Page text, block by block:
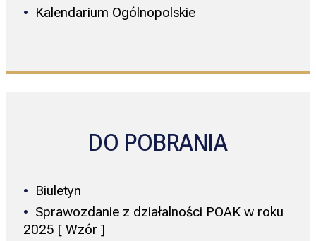
Kalendarium Ogólnopolskie
DO POBRANIA
Biuletyn
Sprawozdanie z działalności POAK w roku
2025 [ Wzór ]